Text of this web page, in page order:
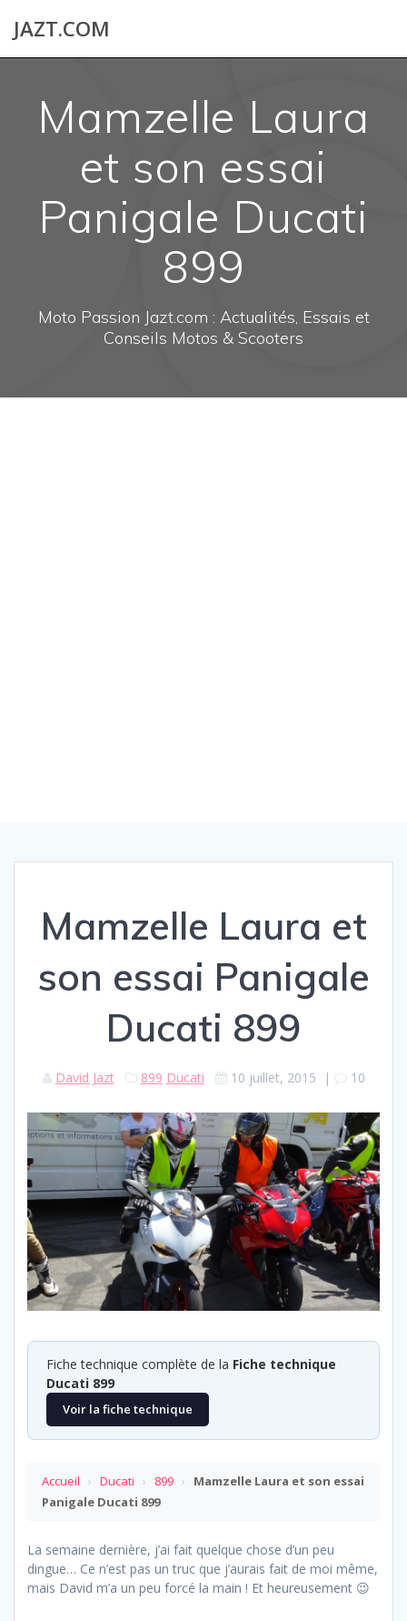
JAZT.COM
Mamzelle Laura
et son essai
Panigale Ducati
899
Moto Passion Jazt.com : Actualités, Essais et
Conseils Motos & Scooters
Mamzelle Laura et
son essai Panigale
Ducati 899
David Jazt 899 Ducati 10 juillet, 2015 | 10
Fiche technique complète de la Fiche technique
Ducati 899
Voir la fiche technique
Accueil › Ducati › 899 ›
Mamzelle Laura et son essai
Panigale Ducati 899
La semaine dernière, j’ai fait quelque chose d’un peu
dingue… Ce n’est pas un truc que j’aurais fait de moi même,
mais David m’a un peu forcé la main ! Et heureusement 😉